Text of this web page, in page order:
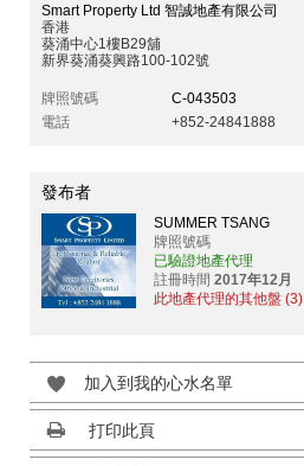
Smart Property Ltd 智誠地產有限公司
香港
葵涌中心1樓B29舖
新界葵涌葵興路100-102號
牌照號碼
C-043503
電話
+852-24841888
發布者
SUMMER TSANG
牌照號碼
已驗證地產代理
註冊時間 2017年12月
此地產代理的其他盤 (3)
加入到我的心水名單
打印此頁